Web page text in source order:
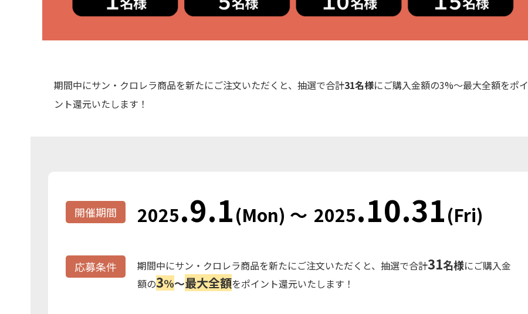
期間中にサン・クロレラ商品を新たにご注文いただくと、抽選で合計31名様にご購入金額の3%～最大全額をポイ
ント還元いたします！
開催期間 2025.9.1(Mon) ～ 2025.10.31(Fri)
応募条件 期間中にサン・クロレラ商品を新たにご注文いただくと、抽選で合計31名様にご購入金
額の3%～最大全額をポイント還元いたします！